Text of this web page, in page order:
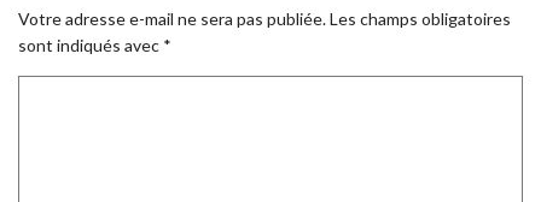
Votre adresse e-mail ne sera pas publiée.Les champs obligatoires
sont indiqués avec *